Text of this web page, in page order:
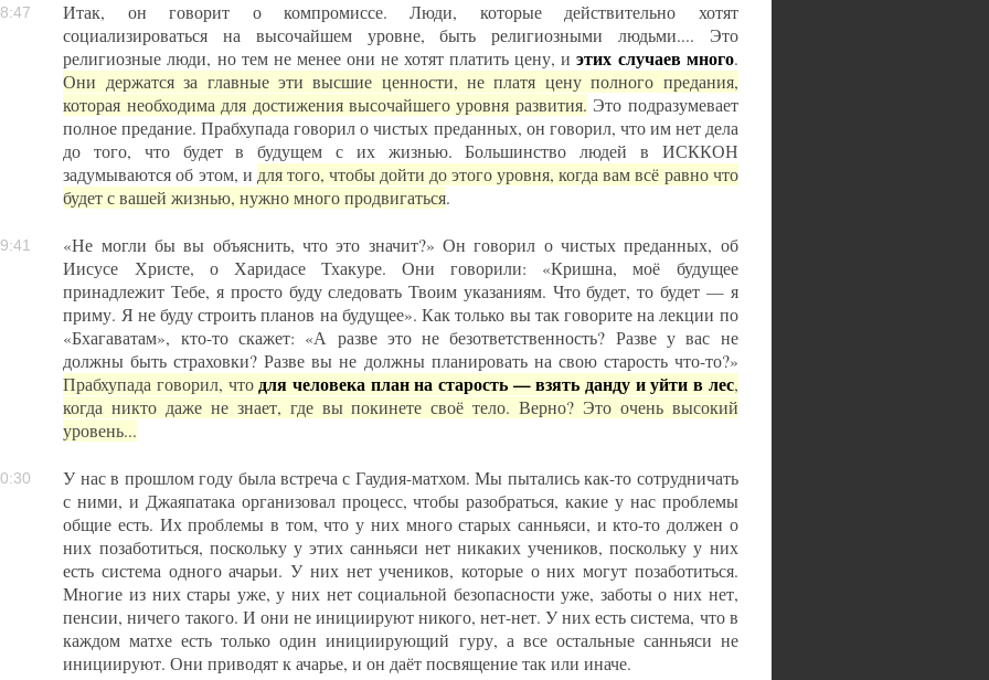
Итак, он говорит о компромиссе. Люди, которые действительно хотят
социализироваться на высочайшем уровне, быть религиозными людьми.... Это
религиозные люди, но тем не менее они не хотят платить цену, иэтих случаев много.
Они держатся за главные эти высшие ценности, не платя цену полного предания,
которая необходима для достижения высочайшего уровня развития. Это подразумевает
полное предание. Прабхупада говорил о чистых преданных, он говорил, что им нет дела
до того, что будет в будущем с их жизнью. Большинство людей в ИСККОН
задумываются об этом, и для того, чтобы дойти до этого уровня, когда вам всё равно что
будет с вашей жизнью, нужно много продвигаться.
«Не могли бы вы объяснить, что это значит?» Он говорил о чистых преданных, об
Иисусе Христе, о Харидасе Тхакуре. Они говорили: «Кришна, моё будущее
принадлежит Тебе, я просто буду следовать Твоим указаниям. Что будет, то будет — я
приму. Я не буду строить планов на будущее». Как только вы так говорите на лекции по
«Бхагаватам», кто-то скажет: «А разве это не безответственность? Разве у вас не
должны быть страховки? Разве вы не должны планировать на свою старость что-то?»
Прабхупада говорил, чтодля человека план на старость — взять данду и уйти в лес,
когда никто даже не знает, где вы покинете своё тело. Верно? Это очень высокий
уровень...
У нас в прошлом году была встреча с Гаудия-матхом. Мы пытались как-то сотрудничать
с ними, и Джаяпатака организовал процесс, чтобы разобраться, какие у нас проблемы
общие есть. Их проблемы в том, что у них много старых санньяси, и кто-то должен о
них позаботиться, поскольку у этих санньяси нет никаких учеников, поскольку у них
есть система одного ачарьи. У них нет учеников, которые о них могут позаботиться.
Многие из них стары уже, у них нет социальной безопасности уже, заботы о них нет,
пенсии, ничего такого. И они не инициируют никого, нет-нет. У них есть система, что в
каждом матхе есть только один инициирующий гуру, а все остальные санньяси не
инициируют. Они приводят к ачарье, и он даёт посвящение так или иначе.